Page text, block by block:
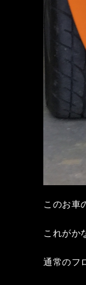
このお車
これがか
通常のフ